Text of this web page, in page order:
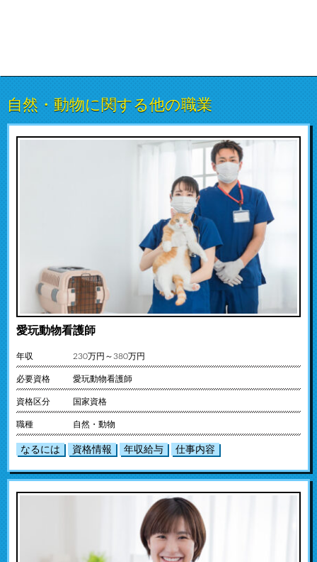
自然・動物に関する他の職業
愛玩動物看護師
年収 230万円～380万円
必要資格 愛玩動物看護師
資格区分 国家資格
職種 自然・動物
なるには 資格情報 年収給与 仕事内容